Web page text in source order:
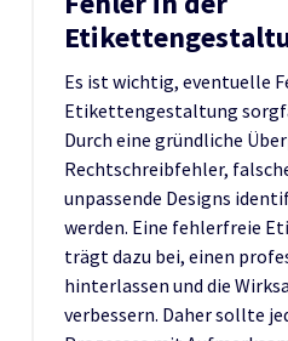
Es ist wichtig, eventuelle
Etikettengestaltung
Durch eine gründliche
Rechtschreibfehler,
unpassende Designs
werden. Eine fehlerfreie
trägt dazu bei, einen
hinterlassen und die
verbessern. Daher sollte